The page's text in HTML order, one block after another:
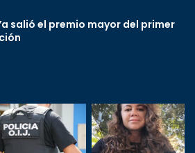
salió el premio mayor del primer